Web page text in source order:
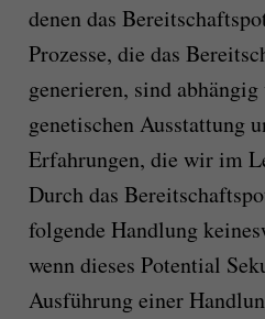
denen das
Prozesse, die das
generieren, sind
genetischen Ausstattung
Erfahrungen, die wir im
Durch das
folgende Handlung
wenn dieses Potential
Ausführung einer